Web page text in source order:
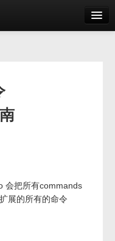
会把所有commands
展的所有的命令